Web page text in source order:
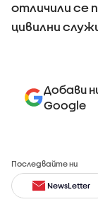
отличили се
цивилни
Добави
Google
Последвайте ни
NewsLetter